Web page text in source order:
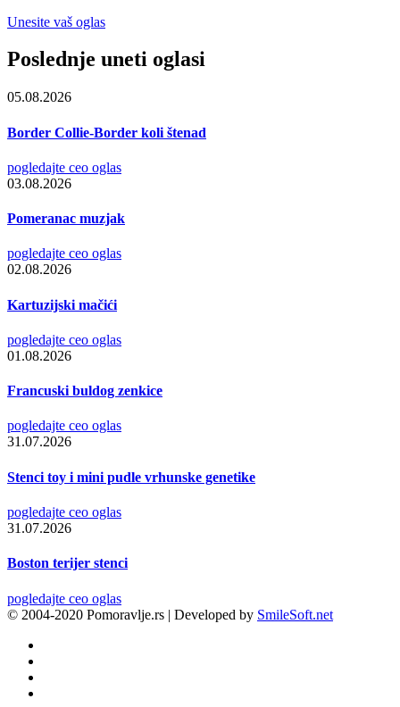
Unesite vaš oglas
Poslednje uneti oglasi
05.08.2026
Border Collie-Border koli štenad
pogledajte ceo oglas
03.08.2026
Pomeranac muzjak
pogledajte ceo oglas
02.08.2026
Kartuzijski mačići
pogledajte ceo oglas
01.08.2026
Francuski buldog zenkice
pogledajte ceo oglas
31.07.2026
Stenci toy i mini pudle vrhunske genetike
pogledajte ceo oglas
31.07.2026
Boston terijer stenci
pogledajte ceo oglas
© 2004-2020 Pomoravlje.rs | Developed by SmileSoft.net